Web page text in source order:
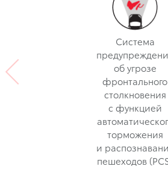
Система
об угрозе
фронтального
столкновения
с функцией
торможения
и
пешеходов